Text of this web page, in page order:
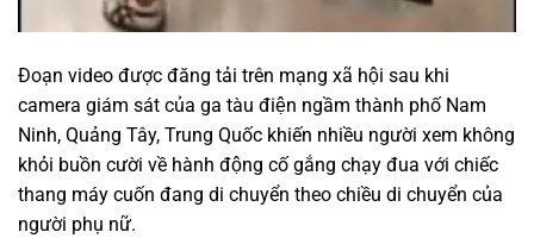
Đoạn video được đăng tải trên mạng xã hội sau khi
camera giám sát của ga tàu điện ngầm thành phố Nam
Ninh, Quảng Tây, Trung Quốc khiến nhiều người xem không
khỏi buồn cười về hành động cố gắng chạy đua với chiếc
thang máy cuốn đang di chuyển theo chiều di chuyển của
người phụ nữ.